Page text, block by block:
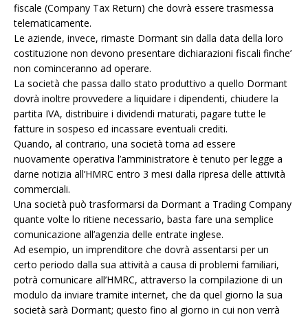
fiscale (Company Tax Return) che dovrà essere trasmessa
telematicamente.
Le aziende, invece, rimaste Dormant sin dalla data della loro
costituzione non devono presentare dichiarazioni fiscali finche’
non cominceranno ad operare.
La società che passa dallo stato produttivo a quello Dormant
dovrà inoltre provvedere a liquidare i dipendenti, chiudere la
partita IVA, distribuire i dividendi maturati, pagare tutte le
fatture in sospeso ed incassare eventuali crediti.
Quando, al contrario, una società torna ad essere
nuovamente operativa l’amministratore è tenuto per legge a
darne notizia all’HMRC entro 3 mesi dalla ripresa delle attività
commerciali.
Una società può trasformarsi da Dormant a Trading Company
quante volte lo ritiene necessario, basta fare una semplice
comunicazione all’agenzia delle entrate inglese.
Ad esempio, un imprenditore che dovrà assentarsi per un
certo periodo dalla sua attività a causa di problemi familiari,
potrà comunicare all’HMRC, attraverso la compilazione di un
modulo da inviare tramite internet, che da quel giorno la sua
società sarà Dormant; questo fino al giorno in cui non verrà